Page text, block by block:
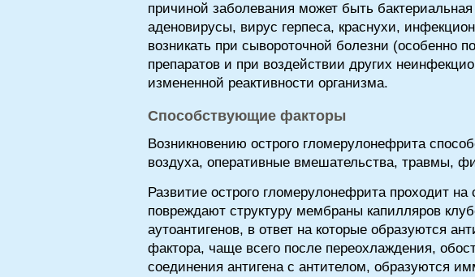
причиной заболевания может быть
аденовирусы, вирус герпеса, краснухи,
возникать при сывороточной болезни (особенно
препаратов и при воздействии других
измененной реактивности организма.
Способствующие факторы
Возникновению острого гломерулонефрита
воздуха, оперативные вмешательства, травмы,
Развитие острого гломерулонефрита проходит на
повреждают структуру мембраны капилляров
аутоантигенов, в ответ на которые образуются
фактора, чаще всего после переохлаждения,
соединения антигена с антителом, образуются